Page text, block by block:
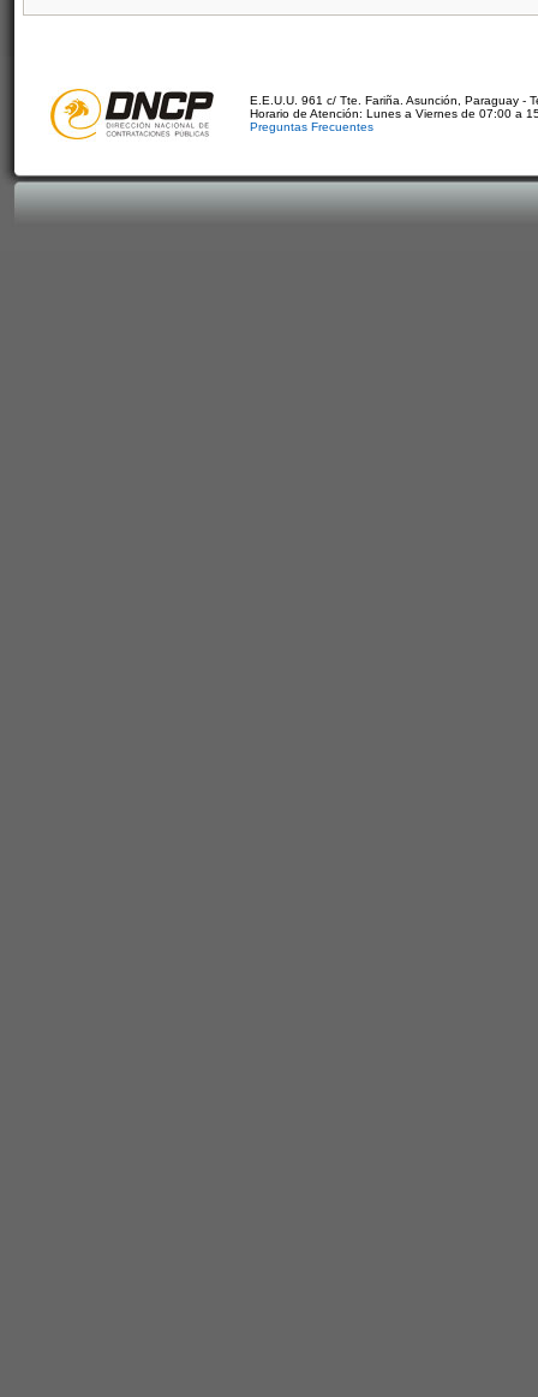
E.E.U.U. 961 c/ Tte. Fariña. Asunción, Paraguay -
Horario de Atención: Lunes a Viernes de 07:00 a
Preguntas Frecuentes